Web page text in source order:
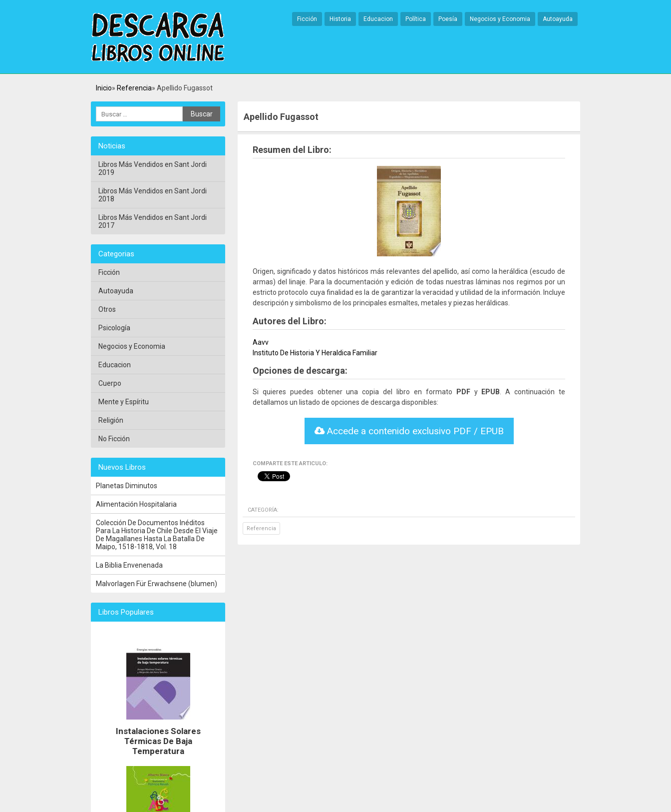
Ficción Historia Educacion Política Poesía Negocios y Economia Autoayuda
Inicio Referencia Apellido Fugassot
Apellido Fugassot
Resumen del Libro:
Origen, significado y datos históricos más relevantes del apellido, así como la heráldica (escudo de
armas) del linaje. Para la documentación y edición de todas nuestras láminas nos regimos por un
estricto protocolo cuya finalidad es la de garantizar la veracidad y utilidad de la información. Incluye
descripción y simbolismo de los principales esmaltes, metales y piezas heráldicas.
Autores del Libro:
Aavv
Instituto De Historia Y Heraldica Familiar
Opciones de descarga:
Si quieres puedes obtener una copia del libro en formato PDFy EPUB . A continuación te
detallamos un listado de opciones de descarga disponibles:
Accede a contenido exclusivo PDF / EPUB
COMPARTE ESTE ARTICULO:
CATEGORÍA:
Referencia
Noticias
Libros Más Vendidos en Sant Jordi
2019
Libros Más Vendidos en Sant Jordi
2018
Libros Más Vendidos en Sant Jordi
2017
Categorias
Ficción
Autoayuda
Otros
Psicología
Negocios y Economia
Educacion
Cuerpo
Mente y Espíritu
Religión
No Ficción
Nuevos Libros
Planetas Diminutos
Alimentación Hospitalaria
Colección De Documentos Inéditos
Para La Historia De Chile Desde El Viaje
De Magallanes Hasta La Batalla De
Maipo, 1518-1818, Vol. 18
La Biblia Envenenada
Malvorlagen Für Erwachsene (blumen)
Libros Populares
Instalaciones Solares
Térmicas De Baja
Temperatura